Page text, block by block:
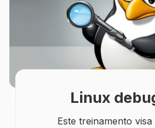
Linux
Este treinamento